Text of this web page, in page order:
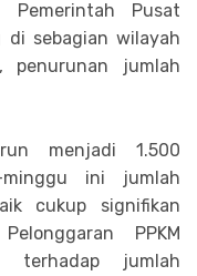
Pusat
di sebagian wilayah
penurunan jumlah
menjadi 1.500
minggu ini jumlah
cukup signifikan
PPKM
terhadap jumlah